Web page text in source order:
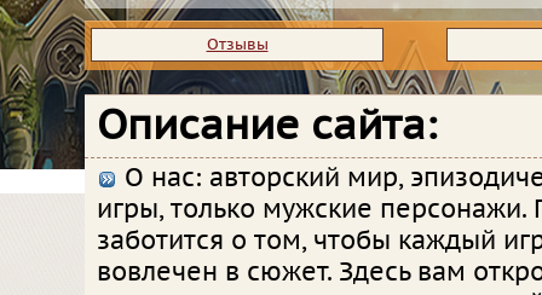
Отзывы
Описание сайта:
О нас: авторский мир,
игры, только мужские персонажи.
заботится о том, чтобы каждый
вовлечен в сюжет. Здесь вам